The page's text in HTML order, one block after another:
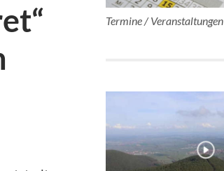
Termine / Veranstaltungen